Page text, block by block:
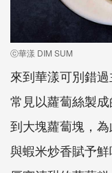
ⓒ華漾 DIM SUM
來到華漾可別錯
常見以蘿蔔絲製
到大塊蘿蔔塊，
與蝦米炒香賦予